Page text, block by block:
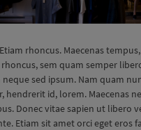
rhoncus. Maecenas
sem quam semper
neque sed ipsum. Nam quam
hendrerit id, lorem. Maecenas
Donec vitae sapien ut libero
Etiam sit amet orci eget eros